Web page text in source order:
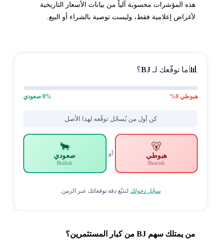
هذه المؤشرات محسوبة آلياً من بيانات الأسعار التاريخية
لأغراض إعلامية فقط، وليست توصية بالشراء أو البيع.
📊 ما توقّعك لـBJ؟
هبوطي0
%
0% صعودي
كن أول من يُسجّل توقّعه لهذا الأصل
🐻
هبوطي
Bearish
أو
🐂
صعودي
Bullish
سجّل دخولكلتتبّع دقة توقعاتك عبر الزمن.
من يمتلك سهم BJ من كبار المستثمرين؟